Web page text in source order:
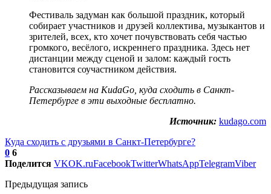
Фестиваль задуман как большой праздник, который
собирает участников и друзей коллектива, музыкантов и
зрителей, всех, кто хочет почувствовать себя частью
громкого, весёлого, искреннего праздника. Здесь нет
дистанции между сценой и залом: каждый гость
становится соучастником действия.
Рассказываем на KudaGo, куда сходить в Санкт-
Петербурге в эти выходные бесплатно.
Источник: kudago.com
Куда сходить с друзьями в Санкт-Петербурге?
0 6
Поделится VKOK.ruFacebookTwitterWhatsAppTelegramViber
Предыдущая запись